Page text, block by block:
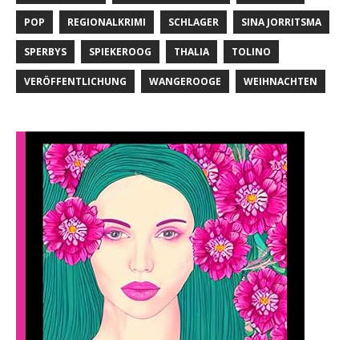
POP REGIONALKRIMI SCHLAGER SINA JORRITSMA
SPERBYS SPIEKEROOG THALIA TOLINO
VERÖFFENTLICHUNG WANGEROOGE WEIHNACHTEN